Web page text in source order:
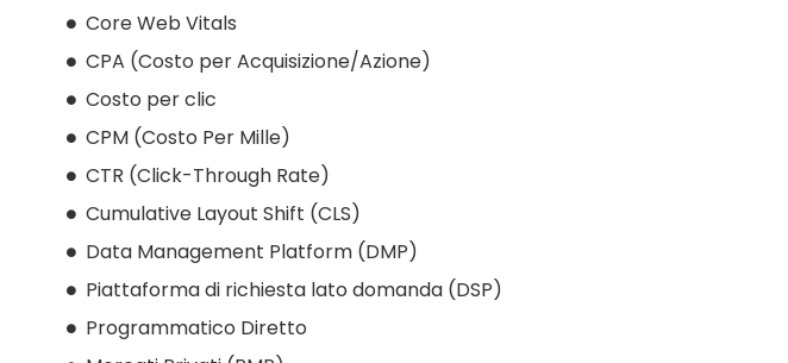
Core Web Vitals
CPA (Costo per Acquisizione/Azione)
Costo per clic
CPM (Costo Per Mille)
CTR (Click-Through Rate)
Cumulative Layout Shift (CLS)
Data Management Platform (DMP)
Piattaforma di richiesta lato domanda (DSP)
Programmatico Diretto